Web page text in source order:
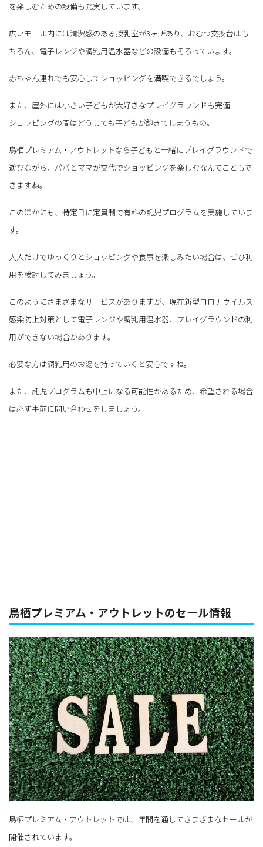
を楽しむための設備も充実しています。
広いモール内には清潔感のある授乳室が3ヶ所あり、おむつ交換台はも
ちろん、電子レンジや調乳用温水器などの設備もそろっています。
赤ちゃん連れでも安心してショッピングを満喫できるでしょう。
また、屋外には小さい子どもが大好きなプレイグラウンドも完備！
ショッピングの間はどうしても子どもが飽きてしまうもの。
鳥栖プレミアム・アウトレットなら子どもと一緒にプレイグラウンドで
遊びながら、パパとママが交代でショッピングを楽しむなんてこともで
きますね。
このほかにも、特定日に定員制で有料の託児プログラムを実施していま
す。
大人だけでゆっくりとショッピングや食事を楽しみたい場合は、ぜひ利
用を検討してみましょう。
このようにさまざまなサービスがありますが、現在新型コロナウイルス
感染防止対策として電子レンジや調乳用温水器、プレイグラウンドの利
用ができない場合があります。
必要な方は調乳用のお湯を持っていくと安心ですね。
また、託児プログラムも中止になる可能性があるため、希望される場合
は必ず事前に問い合わせをしましょう。
鳥栖プレミアム・アウトレットのセール情報
鳥栖プレミアム・アウトレットでは、年間を通してさまざまなセールが
開催されています。